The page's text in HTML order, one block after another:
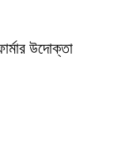
উদোক্তা